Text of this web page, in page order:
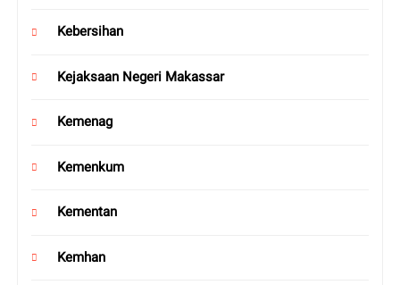
Kebersihan
Kejaksaan Negeri Makassar
Kemenag
Kemenkum
Kementan
Kemhan